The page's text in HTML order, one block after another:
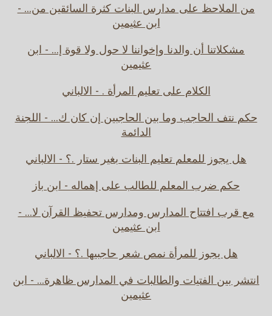
من الملاحظ على مدارس البنات كثرة السائقين من... -
ابن عثيمين
مشكلاتنا أن والدنا وإخواننا لا حول ولا قوة إ... - ابن
عثيمين
الكلام على تعليم المرأة . - الالباني
حكم نتف الحاجب وما بين الحاجبين إن كان ك... - اللجنة
الدائمة
هل يجوز للمعلم تعليم البنات بغير ستار .؟ - الالباني
حكم ضرب المعلم للطالب على إهماله - ابن باز
مع قرب افتتاح المدارس ومدارس تحفيظ القرآن لا... -
ابن عثيمين
هل يجوز للمرأة نمص شعر حاجبيها .؟ - الالباني
انتشر بين الفتيات والطالبات في المدارس ظاهرة... - ابن
عثيمين